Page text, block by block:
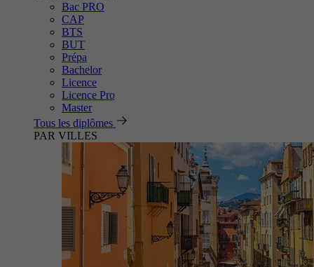
Bac PRO
CAP
BTS
BUT
Prépa
Bachelor
Licence
Licence Pro
Master
Tous les diplômes
PAR VILLES